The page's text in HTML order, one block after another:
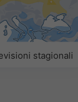
stagionali